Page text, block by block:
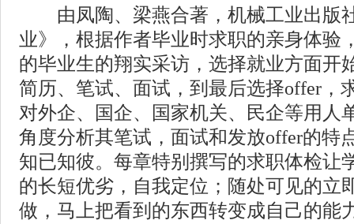
由凤陶、梁燕合著，机械工业出版
业》，根据作者毕业时求职的亲身体验
的毕业生的翔实采访，选择就业方面开
简历、笔试、面试，到最后选择offer，
对外企、国企、国家机关、民企等用人
角度分析其笔试，面试和发放offer的特
知已知彼。每章特别撰写的求职体检让
的长短优劣，自我定位；随处可见的立
做，马上把看到的东西转变成自己的能